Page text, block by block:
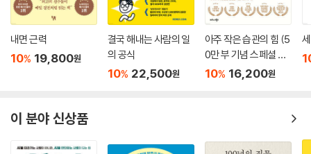
내면 근력
10% 19,800원
결국 해내는 사람의 일
의 공식
10% 22,500원
아주 작은 습관의 힘 (5
0만 부 기념 스페셜 에
디션)
10% 16,200원
이 분야 신상품